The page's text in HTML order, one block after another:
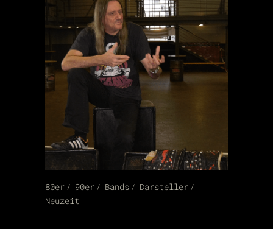
80er 90er Bands
Darsteller
Neuzeit